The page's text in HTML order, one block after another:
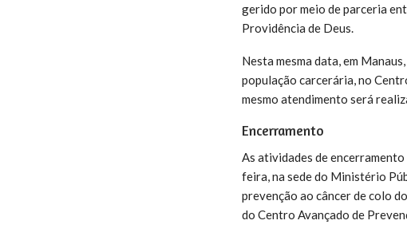
gerido por meio de parceria
Providência de Deus.
Nesta mesma data, em
população carcerária, no
mesmo atendimento será
Encerramento
As atividades de encerramento
feira, na sede do Ministério
prevenção ao câncer de colo
do Centro Avançado de